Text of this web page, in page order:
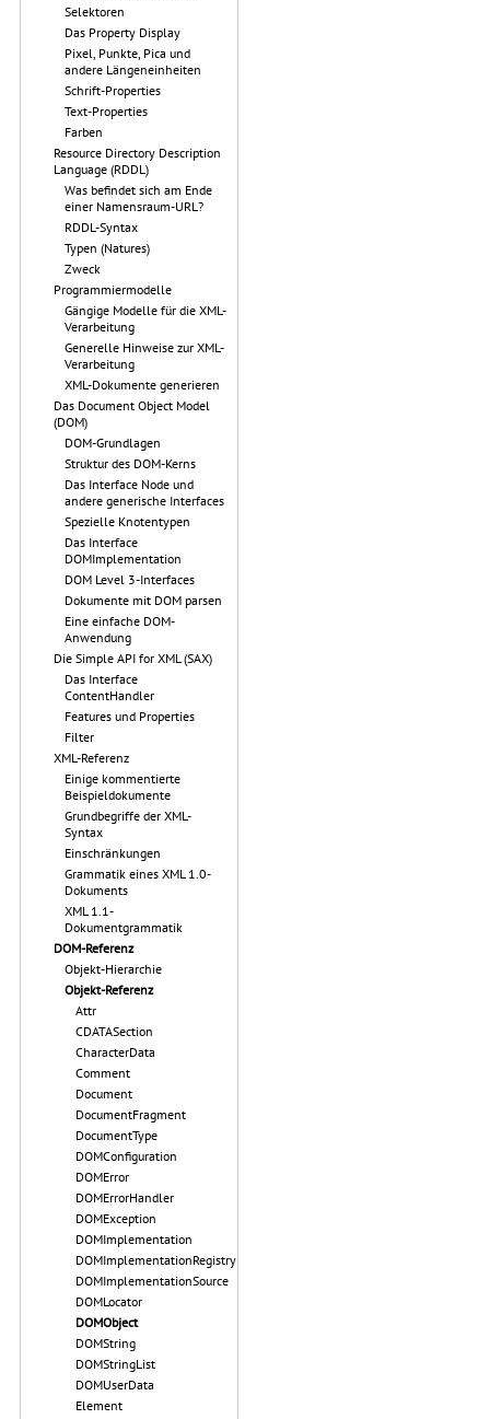
Selektoren
Das Property Display
Pixel, Punkte, Pica und
andere Längeneinheiten
Schrift-Properties
Text-Properties
Farben
Resource Directory Description
Language (RDDL)
Was befindet sich am Ende
einer Namensraum-URL?
RDDL-Syntax
Typen (Natures)
Zweck
Programmiermodelle
Gängige Modelle für die XML-
Verarbeitung
Generelle Hinweise zur XML-
Verarbeitung
XML-Dokumente generieren
Das Document Object Model
(DOM)
DOM-Grundlagen
Struktur des DOM-Kerns
Das Interface Node und
andere generische Interfaces
Spezielle Knotentypen
Das Interface
DOMImplementation
DOM Level 3-Interfaces
Dokumente mit DOM parsen
Eine einfache DOM-
Anwendung
Die Simple API for XML (SAX)
Das Interface
ContentHandler
Features und Properties
Filter
XML-Referenz
Einige kommentierte
Beispieldokumente
Grundbegriffe der XML-
Syntax
Einschränkungen
Grammatik eines XML 1.0-
Dokuments
XML 1.1-
Dokumentgrammatik
DOM-Referenz
Objekt-Hierarchie
Objekt-Referenz
Attr
CDATASection
CharacterData
Comment
Document
DocumentFragment
DocumentType
DOMConfiguration
DOMError
DOMErrorHandler
DOMException
DOMImplementation
DOMImplementationRegistry
DOMImplementationSource
DOMLocator
DOMObject
DOMString
DOMStringList
DOMUserData
Element